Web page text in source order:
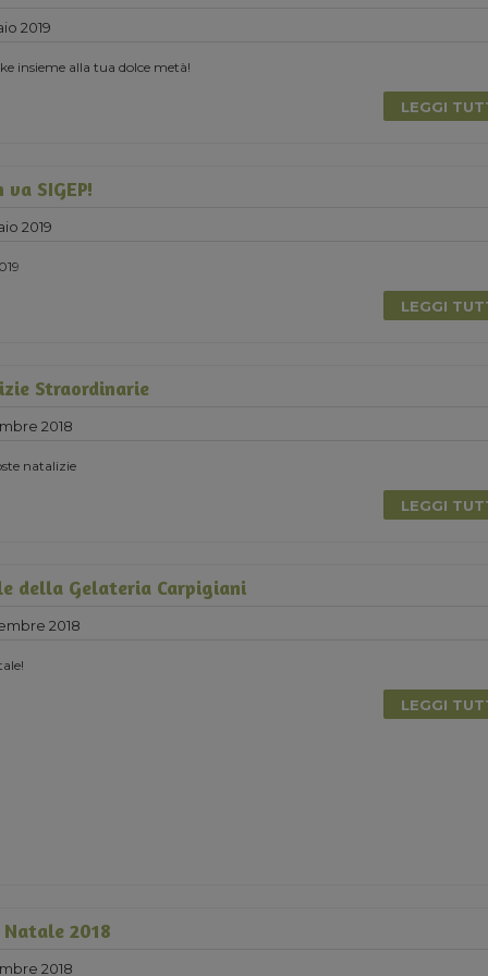
2019
insieme alla tua dolce metà!
LEGGI
SIGEP!
2019
LEGGI
Straordinarie
2018
natalizie
LEGGI
della Gelateria Carpigiani
2018
LEGGI
2018
2018